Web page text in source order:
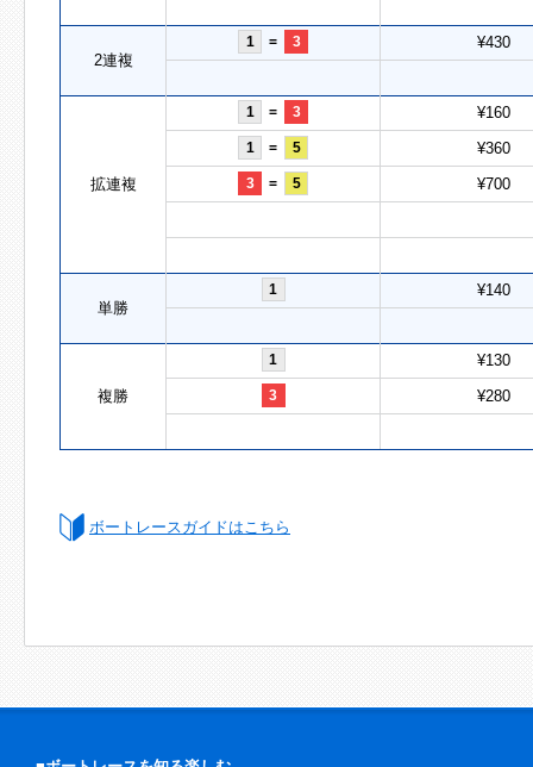
2連複
1 = 3 ¥430
拡連複
1 = 3 ¥160
1 = 5 ¥360
3 = 5 ¥700
単勝
1 ¥140
複勝
1 ¥130
3 ¥280
ボートレースガイドはこちら